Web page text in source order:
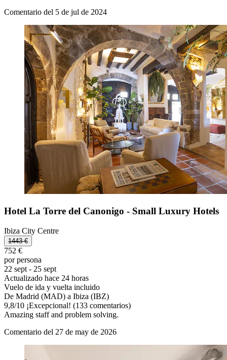
Comentario del 5 de jul de 2024
Hotel La Torre del Canonigo - Small Luxury Hotels
Ibiza City Centre
1443 €
752 €
por persona
22 sept - 25 sept
Actualizado hace 24 horas
Vuelo de ida y vuelta incluido
De Madrid (MAD) a Ibiza (IBZ)
9,8/10 ¡Excepcional! (133 comentarios)
Amazing staff and problem solving.
Comentario del 27 de may de 2026